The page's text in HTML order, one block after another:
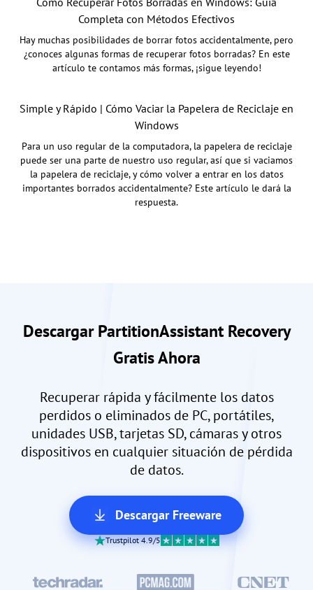
Completa con Métodos Efectivos
Hay muchas posibilidades de borrar fotos accidentalmente, pero
¿conoces algunas formas de recuperar fotos borradas? En este
artículo te contamos más formas, ¡sigue leyendo!
Simple y Rápido | Cómo Vaciar la Papelera de Reciclaje en
Windows
Para un uso regular de la computadora, la papelera de reciclaje
puede ser una parte de nuestro uso regular, así que si vaciamos
la papelera de reciclaje, y cómo volver a entrar en los datos
importantes borrados accidentalmente? Este artículo le dará la
respuesta.
Descargar PartitionAssistant Recovery
Gratis Ahora
Recuperar rápida y fácilmente los datos
perdidos o eliminados de PC, portátiles,
unidades USB, tarjetas SD, cámaras y otros
dispositivos en cualquier situación de pérdida
de datos.
Descargar Freeware
Trustpilot 4.9/5